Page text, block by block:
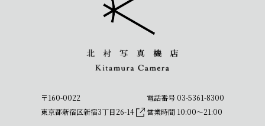
〒160-0022
東京都新宿区新宿3丁目26-14
電話番号 03-5361-8300
営業時間 10:00〜21:00